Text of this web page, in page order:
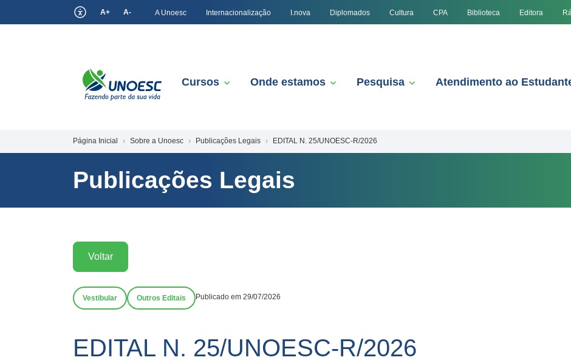
A+ A- A Unoesc Internacionalização I.nova Diplomados Cultura CPA Biblioteca Editora
Cursos Onde estamos Pesquisa Atendimento ao
Página Inicial Sobre a Unoesc Publicações Legais EDITAL N. 25/UNOESC-R/2026
Publicações Legais
Voltar
Vestibular Outros Editais Publicado em 29/07/2026
EDITAL N. 25/UNOESC-R/2026